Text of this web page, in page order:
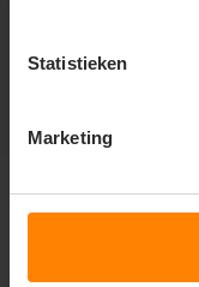
Statistieken
Marketing
Klantenservice